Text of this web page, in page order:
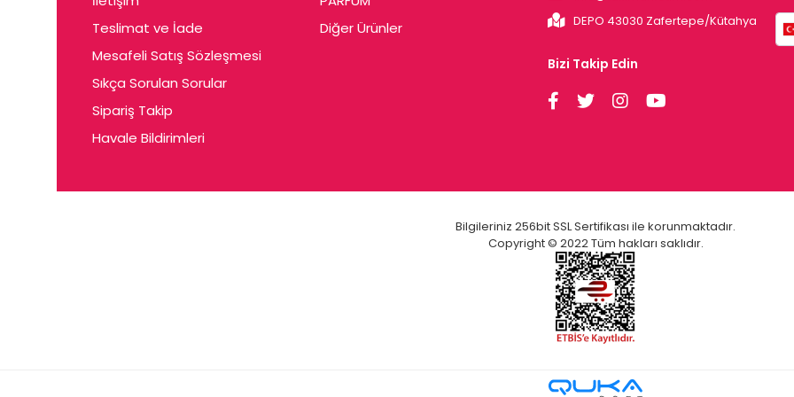
Cerin
Ceta
Ceyda
Chris
Ciey
Cleo
Teslimat ve İade
Mesafeli Satış Sözleşmesi
Sıkça Sorulan Sorular
Sipariş Takip
Havale Bildirimleri
Diğer Ürünler
DEPO 43030 Zafertepe/Kütahya
Bizi Takip Edin
Bilgileriniz 256bit SSL Sertifikası ile korunmaktadır.
Copyright © 2022 Tüm hakları saklıdır.